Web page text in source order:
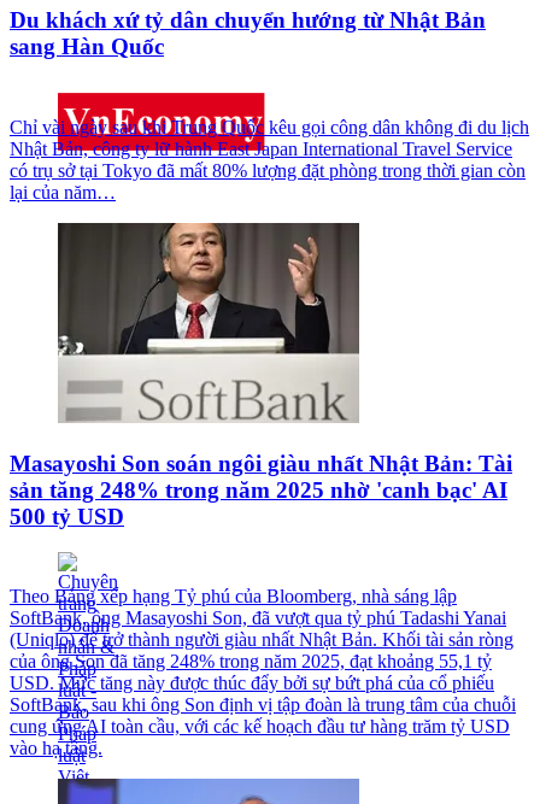
Du khách xứ tỷ dân chuyển hướng từ Nhật Bản
sang Hàn Quốc
Chỉ vài ngày sau khi Trung Quốc kêu gọi công dân không đi du lịch
Nhật Bản, công ty lữ hành East Japan International Travel Service
có trụ sở tại Tokyo đã mất 80% lượng đặt phòng trong thời gian còn
lại của năm…
Masayoshi Son soán ngôi giàu nhất Nhật Bản: Tài
sản tăng 248% trong năm 2025 nhờ 'canh bạc' AI
500 tỷ USD
Theo Bảng xếp hạng Tỷ phú của Bloomberg, nhà sáng lập
SoftBank, ông Masayoshi Son, đã vượt qua tỷ phú Tadashi Yanai
(Uniqlo) để trở thành người giàu nhất Nhật Bản. Khối tài sản ròng
của ông Son đã tăng 248% trong năm 2025, đạt khoảng 55,1 tỷ
USD. Mức tăng này được thúc đẩy bởi sự bứt phá của cổ phiếu
SoftBank, sau khi ông Son định vị tập đoàn là trung tâm của chuỗi
cung ứng AI toàn cầu, với các kế hoạch đầu tư hàng trăm tỷ USD
vào hạ tầng.